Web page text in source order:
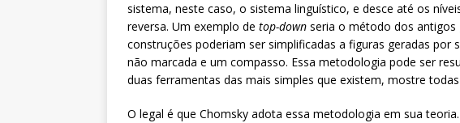
sistema, neste caso, o sistema linguístico, e desce até os
reversa. Um exemplo de top-down seria o método dos antigos
construções poderiam ser simplificadas a figuras geradas por
não marcada e um compasso. Essa metodologia pode ser
duas ferramentas das mais simples que existem, mostre
O legal é que Chomsky adota essa metodologia em sua